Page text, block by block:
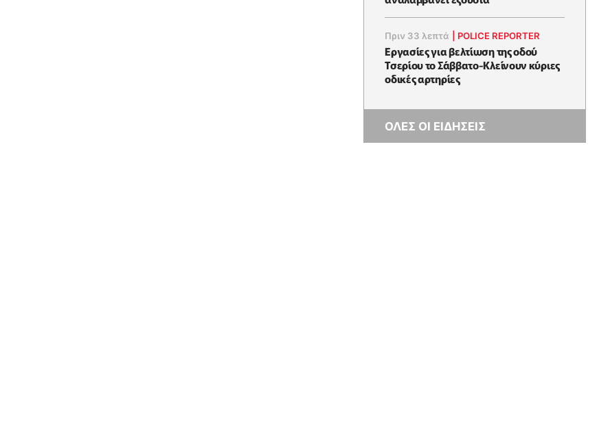
Πριν 33 λεπτά POLICE REPORTER
Εργασίες για βελτίωση της οδού
Τσερίου το Σάββατο-Κλείνουν κύριες
οδικές αρτηρίες
ΟΛΕΣ ΟΙ ΕΙΔΗΣΕΙΣ